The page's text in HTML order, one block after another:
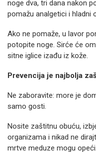
noge dva, tri dana nakon
pomažu analgetici i hladni
Ako ne pomaže, u lavor
potopite noge. Sirće će
sitne iglice izađu iz kože.
Prevencija je najbolja
Ne zaboravite: more je
samo gosti.
Nosite zaštitnu obuću,
organizama i nikad ne
mrtve meduze mogu opeći.